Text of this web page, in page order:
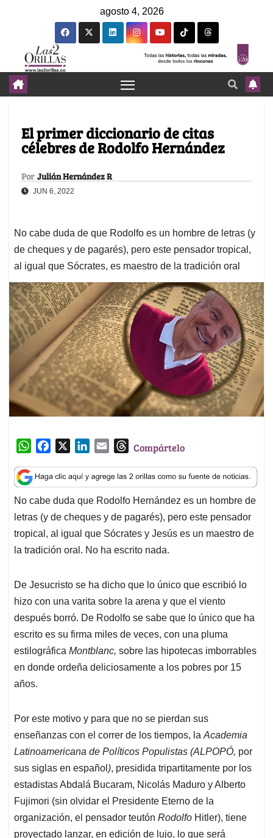
agosto 4, 2026
El primer diccionario de citas
célebres de Rodolfo Hernández
Por Julián Hernández R
JUN 6, 2022
No cabe duda de que Rodolfo es un hombre de letras (y
de cheques y de pagarés), pero este pensador tropical,
al igual que Sócrates, es maestro de la tradición oral
W
a
t
s
A
p
p
c
e
b
o
o
k
n
k
e
d
I
n
a
i
l
T
r
e
a
d
s
Compártelo
No cabe duda que Rodolfo Hernández es un hombre de
letras (y de cheques y de pagarés), pero este pensador
tropical, al igual que Sócrates y Jesús es un maestro de
la tradición oral. No ha escrito nada.
De Jesucristo se ha dicho que lo único que escribió lo
hizo con una varita sobre la arena y que el viento
después borró. De Rodolfo se sabe que lo único que ha
escrito es su firma miles de veces, con una pluma
estilográfica Montblanc, sobre las hipotecas imborrables
en donde ordeña deliciosamente a los pobres por 15
años.
Por este motivo y para que no se pierdan sus
enseñanzas con el correr de los tiempos, la Academia
Latinoamericana de Políticos Populistas (ALPOPÓ, por
sus siglas en español ), presidida tripartitamente por los
estadistas Abdalá Bucaram, Nicolás Maduro y Alberto
Fujimori (sin olvidar el Presidente Eterno de la
organización, el pensador teutón Rodolfo Hitler), tiene
proyectado lanzar, en edición de lujo, lo que será